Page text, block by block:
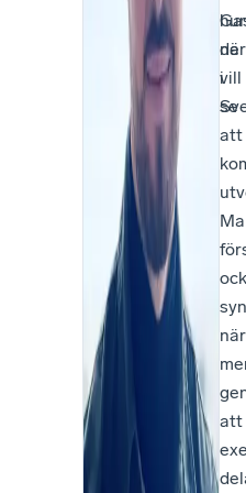
i
hur
de
vill
se
att
att